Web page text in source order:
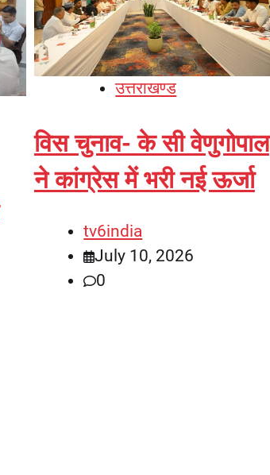
उत्तराखण्ड
विस चुनाव- के सी वेणुगोपाल
ने कांग्रेस में भरी नई ऊर्जा
tv6india
July 10, 2026
0